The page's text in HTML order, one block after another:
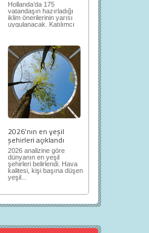
Hollanda’da 175
vatandaşın hazırladığı
iklim önerilerinin yarısı
uygulanacak. Katılımcı
2026’nın en yeşil
şehirleri açıklandı
2026 analizine göre
dünyanın en yeşil
şehirleri belirlendi. Hava
kalitesi, kişi başına düşen
yeşil...